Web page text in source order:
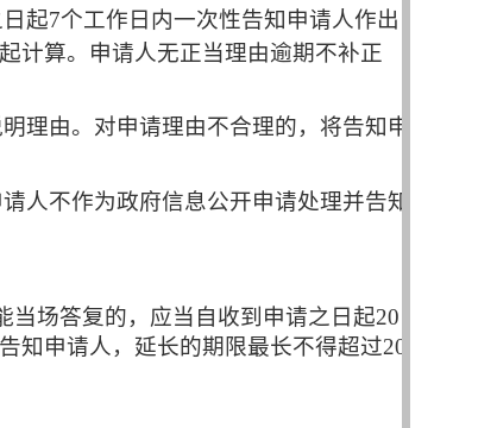
起7个工作日内一次性告知申请人作出
计算。申请人无正当理由逾期不补正
理由。对申请理由不合理的，将告知申
人不作为政府信息公开申请处理并告知
当场答复的，应当自收到申请之日起20
知申请人，延长的期限最长不得超过20